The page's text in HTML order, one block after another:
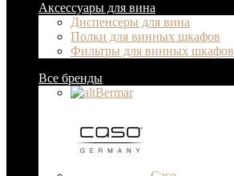
Аксессуары для вина
Диспенсеры для вина
Полки для винных шкафов
Фильтры для винных шкафов
Все бренды
Bermar